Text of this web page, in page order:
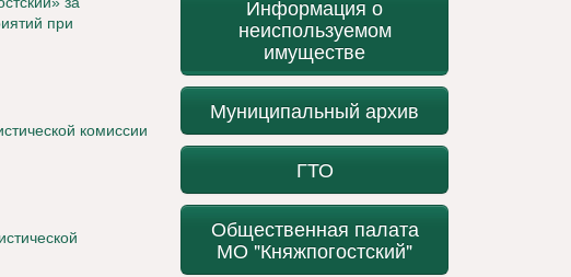
при
комиссии
Информация о
неиспользуемом
имуществе
Муниципальный архив
ГТО
Общественная палата
МО "Княжпогостский"